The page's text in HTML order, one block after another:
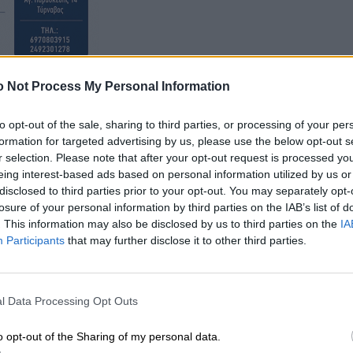
Not Process My Personal Information
opt-out of the sale, sharing to third parties, or processing of your
for targeted advertising by us, please use the below opt-out
selection. Please note that after your opt-out request is processed
interest-based ads based on personal information utilized by us
to third parties prior to your opt-out. You may separately
of your personal information by third parties on the IAB’s list of
This information may also be disclosed by us to third parties on the
Participants that may further disclose it to other third parties.
Data Processing Opt Outs
opt-out of the Sharing of my personal data.
πως δεν μπορεί να διαχειριστεί το
βαθαίνει χωρίς να διαφαίνεται λύση στον
αξιόπιστη πρόταση εξουσίας και αρκείται